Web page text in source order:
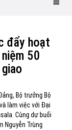
đẩy hoạt
50
Bộ trưởng Bộ
làm việc với Đại
Cùng dự buổi
Nguyễn Trùng